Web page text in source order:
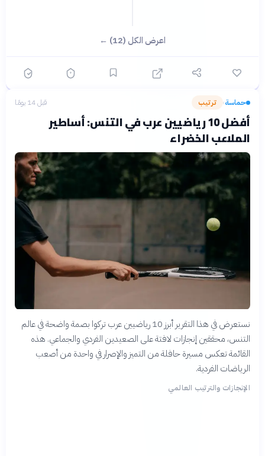
اعرض الكل (12) ←
حماسة› ترتيب قبل 14 يومًا
أفضل 10 رياضيين عرب في التنس: أساطير
الملاعب الخضراء
نستعرض في هذا التقرير أبرز 10 رياضيين عرب تركوا بصمة واضحة في عالم
التنس، محققين إنجازات لافتة على الصعيدين الفردي والجماعي. هذه
القائمة تعكس مسيرة حافلة من التميز والإصرار في واحدة من أصعب
الرياضات الفردية.
الإنجازات والترتيب العالمي